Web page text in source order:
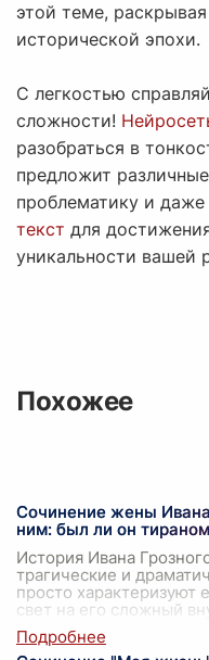
этой теме,
исторической эпохи.
С легкостью
сложности!
разобраться в
предложит
проблематику и даже
текст для
уникальности вашей
Похожее
Сочинение жены
ним: был ли он
История Ивана
трагические и
просто характеризуют
свет на его сложный